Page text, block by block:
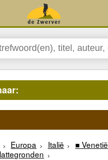
Europa Italië
■ Venetië